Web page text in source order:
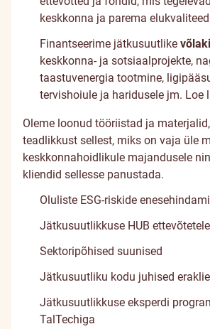
keskkonna ja parema
Finantseerime jätkusuutlike
keskkonna- ja sotsiaalprojekte,
taastuvenergia tootmine,
tervishoiule ja haridusele jm. Loe
Oleme loonud tööriistad ja
teadlikkust sellest, miks on vaja üle
keskkonnahoidlikule majandusele
kliendid sellesse panustada.
Oluliste ESG-riskide
Jätkusuutlikkuse HUB ettevõtetele
Sektoripõhised suunised
Jätkusuutliku kodu juhised
Jätkusuutlikkuse eksperdi
TalTechiga